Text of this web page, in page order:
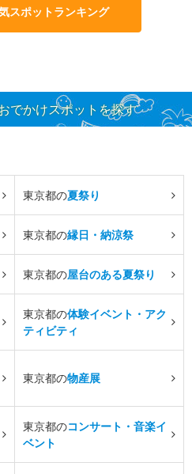
スポットランキング
でかけスポットを探す
東京都の夏祭り
東京都の縁日・納涼祭
東京都の屋台のある夏祭り
東京都の体験イベント・アク
ティビティ
東京都の物産展
東京都のコンサート・音楽イ
ベント